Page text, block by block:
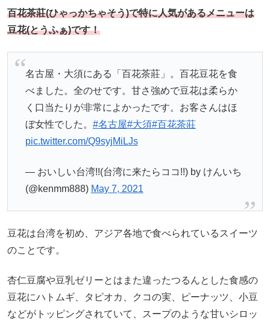
百花茶莊(ひゃっかちゃそう)で特に人気があるメニューは
豆花(とうふぁ)です！
名古屋・大須にある「百花茶莊」。百花豆花を食
べました。全のせです。甘さ強めで豆花は柔らか
く口当たりが非常によかったです。お客さんはほ
ぼ女性でした。 #名古屋#大須#百花茶莊
pic.twitter.com/Q9syjMiLJs
— おいしい台湾!!(台湾に来たらココ!!) by けんいち
(@kenmm888) May 7, 2021
豆花は台湾を初め、アジア各地で食べられているスイーツ
のことです。
杏仁豆腐や豆乳ゼリーとはまた違ったつるんとした食感の
豆花にハトムギ、タピオカ、クコの実、ピーナッツ、小豆
などがトッピングされていて、スープのような甘いシロッ